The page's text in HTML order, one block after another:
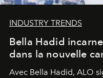
INDUSTRY TRENDS
Bella Hadid
dans la nouvelle
Avec Bella Hadid, ALO